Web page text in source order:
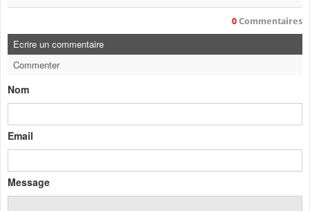
0 Commentaires
Ecrire un commentaire
Commenter
Nom
Email
Message